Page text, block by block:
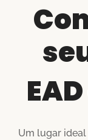
Um lugar